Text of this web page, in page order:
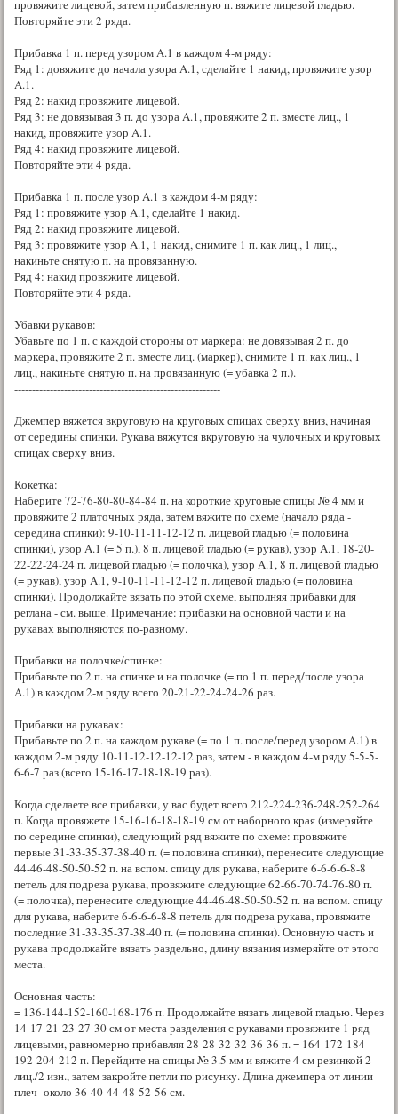
провяжите лицевой, затем прибавленную п. вяжите лицевой гладью.
Повторяйте эти 2 ряда.
Прибавка 1 п. перед узором A.1 в каждом 4-м ряду:
Ряд 1: довяжите до начала узора A.1, сделайте 1 накид, провяжите узор
A.1.
Ряд 2: накид провяжите лицевой.
Ряд 3: не довязывая 3 п. до узора A.1, провяжите 2 п. вместе лиц., 1
накид, провяжите узор A.1.
Ряд 4: накид провяжите лицевой.
Повторяйте эти 4 ряда.
Прибавка 1 п. после узор A.1 в каждом 4-м ряду:
Ряд 1: провяжите узор A.1, сделайте 1 накид.
Ряд 2: накид провяжите лицевой.
Ряд 3: провяжите узор A.1, 1 накид, снимите 1 п. как лиц., 1 лиц.,
накиньте снятую п. на провязанную.
Ряд 4: накид провяжите лицевой.
Повторяйте эти 4 ряда.
Убавки рукавов:
Убавьте по 1 п. с каждой стороны от маркера: не довязывая 2 п. до
маркера, провяжите 2 п. вместе лиц. (маркер), снимите 1 п. как лиц., 1
лиц., накиньте снятую п. на провязанную (= убавка 2 п.).
----------------------------------------------------------
Джемпер вяжется вкруговую на круговых спицах сверху вниз, начиная
от середины спинки. Рукава вяжутся вкруговую на чулочных и круговых
спицах сверху вниз.
Кокетка:
Наберите 72-76-80-80-84-84 п. на короткие круговые спицы № 4 мм и
провяжите 2 платочных ряда, затем вяжите по схеме (начало ряда -
середина спинки): 9-10-11-11-12-12 п. лицевой гладью (= половина
спинки), узор A.1 (= 5 п.), 8 п. лицевой гладью (= рукав), узор A.1, 18-20-
22-22-24-24 п. лицевой гладью (= полочка), узор A.1, 8 п. лицевой гладью
(= рукав), узор A.1, 9-10-11-11-12-12 п. лицевой гладью (= половина
спинки). Продолжайте вязать по этой схеме, выполняя прибавки для
реглана - см. выше. Примечание: прибавки на основной части и на
рукавах выполняются по-разному.
Прибавки на полочке/спинке:
Прибавьте по 2 п. на спинке и на полочке (= по 1 п. перед/после узора
A.1) в каждом 2-м ряду всего 20-21-22-24-24-26 раз.
Прибавки на рукавах:
Прибавьте по 2 п. на каждом рукаве (= по 1 п. после/перед узором A.1) в
каждом 2-м ряду 10-11-12-12-12-12 раз, затем - в каждом 4-м ряду 5-5-5-
6-6-7 раз (всего 15-16-17-18-18-19 раз).
Когда сделаете все прибавки, у вас будет всего 212-224-236-248-252-264
п. Когда провяжете 15-16-16-18-18-19 см от наборного края (измеряйте
по середине спинки), следующий ряд вяжите по схеме: провяжите
первые 31-33-35-37-38-40 п. (= половина спинки), перенесите следующие
44-46-48-50-50-52 п. на вспом. спицу для рукава, наберите 6-6-6-6-8-8
петель для подреза рукава, провяжите следующие 62-66-70-74-76-80 п.
(= полочка), перенесите следующие 44-46-48-50-50-52 п. на вспом. спицу
для рукава, наберите 6-6-6-6-8-8 петель для подреза рукава, провяжите
последние 31-33-35-37-38-40 п. (= половина спинки). Основную часть и
рукава продолжайте вязать раздельно, длину вязания измеряйте от этого
места.
Основная часть:
= 136-144-152-160-168-176 п. Продолжайте вязать лицевой гладью. Через
14-17-21-23-27-30 см от места разделения с рукавами провяжите 1 ряд
лицевыми, равномерно прибавляя 28-28-32-32-36-36 п. = 164-172-184-
192-204-212 п. Перейдите на спицы № 3.5 мм и вяжите 4 см резинкой 2
лиц./2 изн., затем закройте петли по рисунку. Длина джемпера от линии
плеч -около 36-40-44-48-52-56 см.